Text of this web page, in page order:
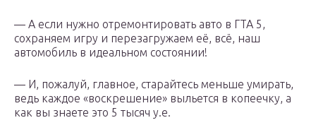
— А если нужно отремонтировать авто в ГТА 5,
сохраняем игру и перезагружаем её, всё, наш
автомобиль в идеальном состоянии!
— И, пожалуй, главное, старайтесь меньше умирать,
ведь каждое «воскрешение» выльется в копеечку, а
как вы знаете это 5 тысяч у.е.